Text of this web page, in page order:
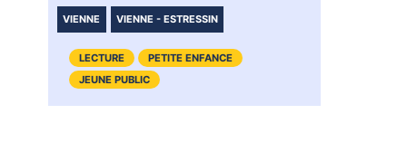
VIENNE VIENNE - ESTRESSIN
LECTURE
PETITE ENFANCE
JEUNE PUBLIC